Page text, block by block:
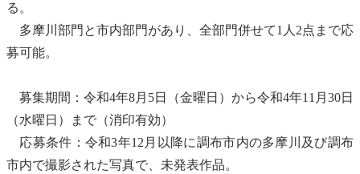
る。
多摩川部門と市内部門があり、全部門併せて1人2点まで応
募可能。
募集期間：令和4年8月5日（金曜日）から令和4年11月30日
（水曜日）まで（消印有効）
応募条件：令和3年12月以降に調布市内の多摩川及び調布
市内で撮影された写真で、未発表作品。